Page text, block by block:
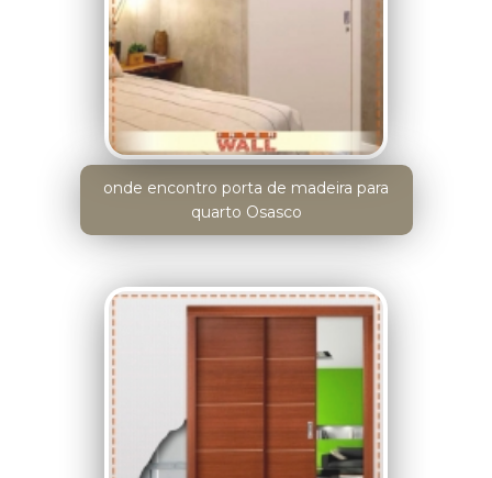
onde encontro porta de madeira para
quarto Osasco